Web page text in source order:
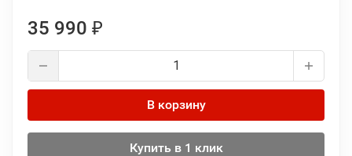
35 990 ₽
В корзину
Купить в 1 клик